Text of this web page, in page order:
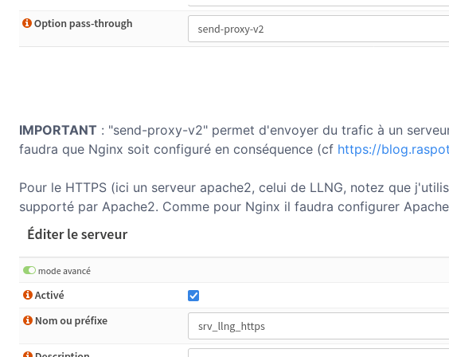
IMPORTANT : "send-proxy-v2" permet d'envoyer du trafic à un
faudra que Nginx soit configuré en conséquence (cf https://
Pour le HTTPS (ici un serveur apache2, celui de LLNG, notez que
supporté par Apache2. Comme pour Nginx il faudra configurer